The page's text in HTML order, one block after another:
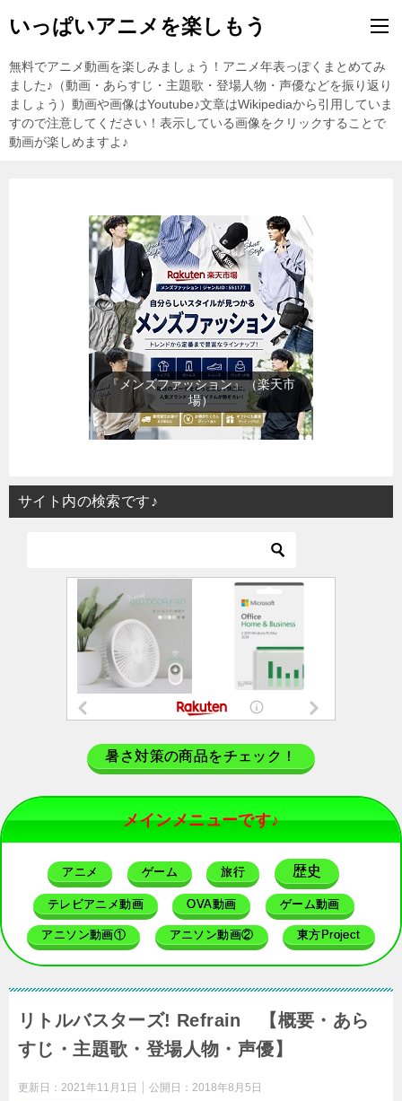
いっぱいアニメを楽しもう
無料でアニメ動画を楽しみましょう！アニメ年表っぽくまとめてみ
ました♪（動画・あらすじ・主題歌・登場人物・声優などを振り返り
ましょう）動画や画像はYoutube♪文章はWikipediaから引用していま
すので注意してください！表示している画像をクリックすることで
動画が楽しめますよ♪
『レディースファッション』（楽
天市場）
サイト内の検索です♪
暑さ対策の商品をチェック！
メインメニューです♪
アニメ ゲーム 旅行 歴史
テレビアニメ動画 OVA動画 ゲーム動画
アニソン動画① アニソン動画② 東方Project
リトルバスターズ! Refrain 【概要・あら
すじ・主題歌・登場人物・声優】
更新日： 2021年11月1日 公開日： 2018年8月5日